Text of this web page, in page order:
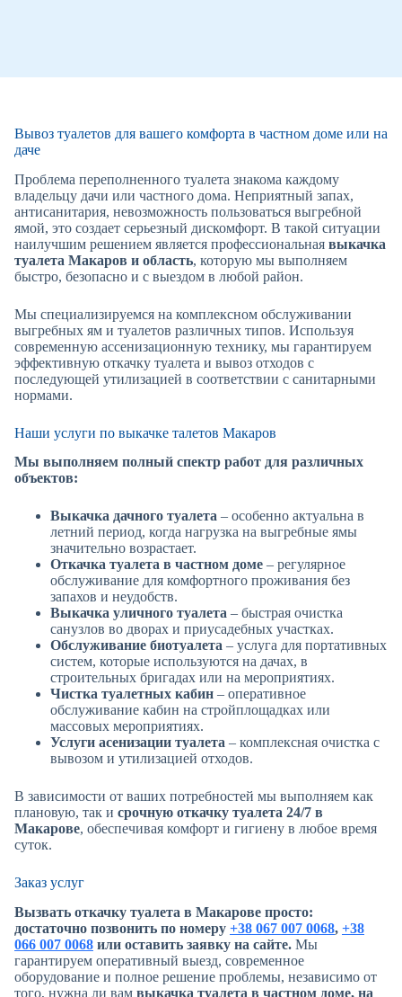
Вывоз туалетов для вашего комфорта в частном доме или на
даче
Проблема переполненного туалета знакома каждому
владельцу дачи или частного дома. Неприятный запах,
антисанитария, невозможность пользоваться выгребной
ямой, это создает серьезный дискомфорт. В такой ситуации
наилучшим решением является профессиональная выкачка
туалета Макаров и область, которую мы выполняем
быстро, безопасно и с выездом в любой район.
Мы специализируемся на комплексном обслуживании
выгребных ям и туалетов различных типов. Используя
современную ассенизационную технику, мы гарантируем
эффективную откачку туалета и вывоз отходов с
последующей утилизацией в соответствии с санитарными
нормами.
Наши услуги по выкачке талетов Макаров
Мы выполняем полный спектр работ для различных
объектов:
Выкачка дачного туалета – особенно актуальна в
летний период, когда нагрузка на выгребные ямы
значительно возрастает.
Откачка туалета в частном доме – регулярное
обслуживание для комфортного проживания без
запахов и неудобств.
Выкачка уличного туалета – быстрая очистка
санузлов во дворах и приусадебных участках.
Обслуживание биотуалета – услуга для портативных
систем, которые используются на дачах, в
строительных бригадах или на мероприятиях.
Чистка туалетных кабин – оперативное
обслуживание кабин на стройплощадках или
массовых мероприятиях.
Услуги асенизации туалета – комплексная очистка с
вывозом и утилизацией отходов.
В зависимости от ваших потребностей мы выполняем как
плановую, так и срочную откачку туалета 24/7 в
Макарове, обеспечивая комфорт и гигиену в любое время
суток.
Заказ услуг
Вызвать откачку туалета в Макарове просто:
достаточно позвонить по номеру +38 067 007 0068, +38
066 007 0068 или оставить заявку на сайте. Мы
гарантируем оперативный выезд, современное
оборудование и полное решение проблемы, независимо от
того, нужна ли вам выкачка туалета в частном доме, на